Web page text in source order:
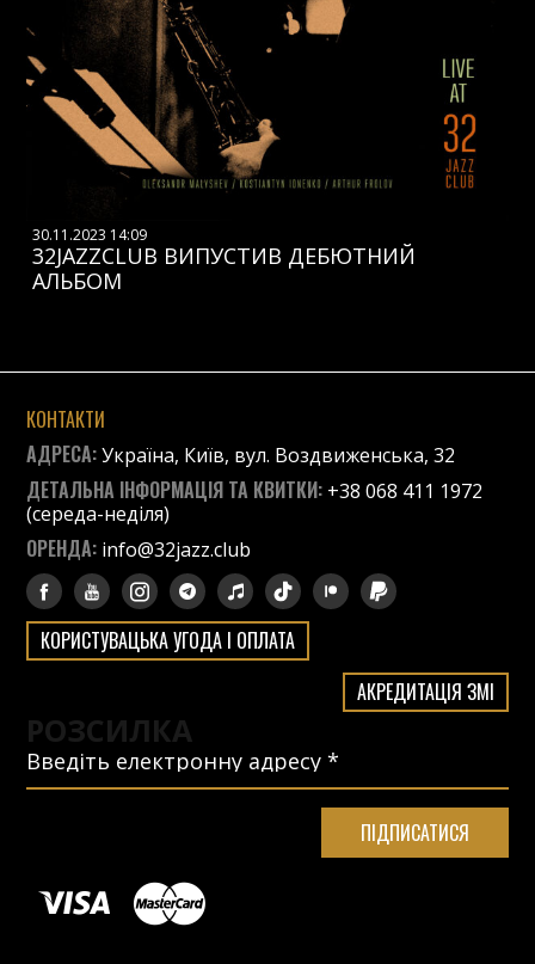
30.11.2023 14:09
32JAZZCLUB ВИПУСТИВ ДЕБЮТНИЙ
АЛЬБОМ
КОНТАКТИ
АДРЕСА:Україна, Київ, вул. Воздвиженська, 32
ДЕТАЛЬНА ІНФОРМАЦІЯ ТА КВИТКИ: +38 068 411 1972
(середа-неділя)
ОРЕНДА: info@32jazz.club
КОРИСТУВАЦЬКА УГОДА І ОПЛАТА
АКРЕДИТАЦІЯ ЗМІ
РОЗСИЛКА